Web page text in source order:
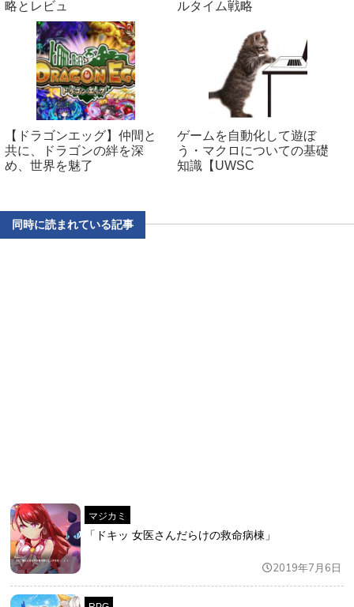
略とレビュ ルタイム戦略
【ドラゴンエッグ】仲間と
共に、ドラゴンの絆を深
め、世界を魅了
ゲームを自動化して遊ぼ
う・マクロについての基礎
知識【UWSC
同時に読まれている記事
マジカミ
「ドキッ 女医さんだらけの救命病棟」
2019年7月6日